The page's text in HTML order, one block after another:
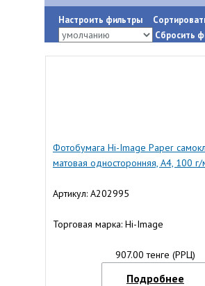
Настроить фильтры
Сбросить
Фотобумага Hi-Image Paper
матовая односторонняя, A4, 100
Артикул: A202995
Торговая марка: Hi-Image
907.00 тенге (РРЦ)
Подробнее